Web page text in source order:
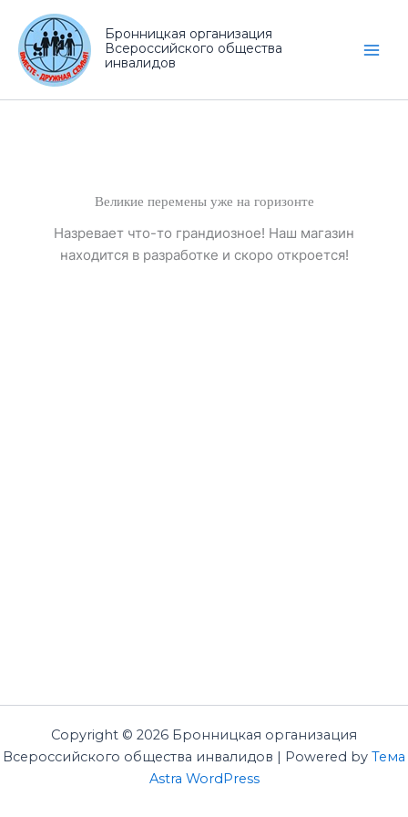
Перейти
содержимому
Бронницкая организация
Всероссийского общества
инвалидов
Великие перемены уже на горизонте
Назревает что-то грандиозное! Наш магазин
находится в разработке и скоро откроется!
Copyright © 2026 Бронницкая организация
Всероссийского общества инвалидов | Powered by Тема
Astra WordPress